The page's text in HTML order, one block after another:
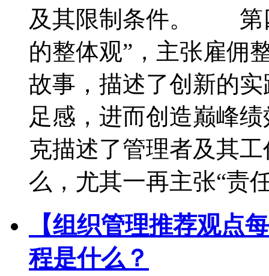
及其限制条件。 第
的整体观”，主张雇佣
故事，描述了创新的
足感，进而创造巅峰
克描述了管理者及其
么，尤其一再主张“责
【组织管理推荐观点
程是什么？